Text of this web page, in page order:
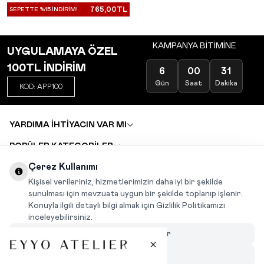
SEPETTE %15 İNDİRİM! 765,00TL
UYGULAMAYA ÖZEL
100TL İNDİRİM
KOD: APP100
KAMPANYA BİTİMİNE
6
Gün
00
Saat
31
Dakika
YARDIMA İHTİYACIN VAR MI
POPÜLER KATEGORİLER
DEĞİŞİM VE İADE TALEBİ
KARIYER
INSTAGRAM
Çerez Kullanımı
Kişisel verileriniz, hizmetlerimizin daha iyi bir şekilde
sunulması için mevzuata uygun bir şekilde toplanıp işlenir.
Konuyla ilgili detaylı bilgi almak için Gizlilik Politikamızı
inceleyebilirsiniz.
Çerezleri Özelleştir